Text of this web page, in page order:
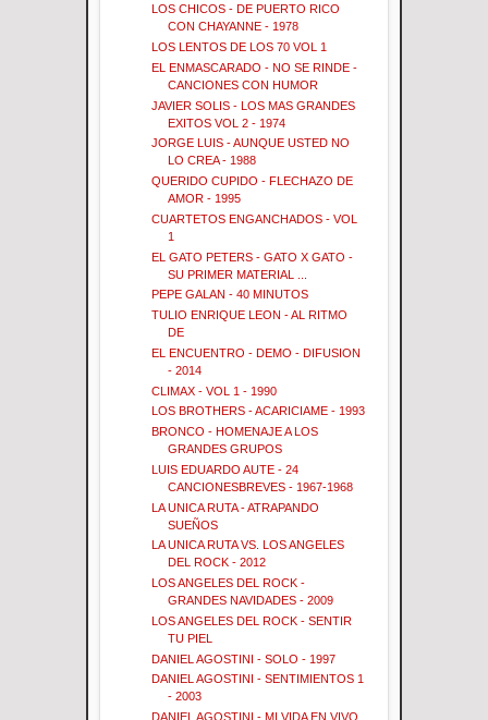
LOS CHICOS - DE PUERTO RICO
CON CHAYANNE - 1978
LOS LENTOS DE LOS 70 VOL 1
EL ENMASCARADO - NO SE RINDE -
CANCIONES CON HUMOR
JAVIER SOLIS - LOS MAS GRANDES
EXITOS VOL 2 - 1974
JORGE LUIS - AUNQUE USTED NO
LO CREA - 1988
QUERIDO CUPIDO - FLECHAZO DE
AMOR - 1995
CUARTETOS ENGANCHADOS - VOL
1
EL GATO PETERS - GATO X GATO -
SU PRIMER MATERIAL ...
PEPE GALAN - 40 MINUTOS
TULIO ENRIQUE LEON - AL RITMO
DE
EL ENCUENTRO - DEMO - DIFUSION
- 2014
CLIMAX - VOL 1 - 1990
LOS BROTHERS - ACARICIAME - 1993
BRONCO - HOMENAJE A LOS
GRANDES GRUPOS
LUIS EDUARDO AUTE - 24
CANCIONESBREVES - 1967-1968
LA UNICA RUTA - ATRAPANDO
SUEÑOS
LA UNICA RUTA VS. LOS ANGELES
DEL ROCK - 2012
LOS ANGELES DEL ROCK -
GRANDES NAVIDADES - 2009
LOS ANGELES DEL ROCK - SENTIR
TU PIEL
DANIEL AGOSTINI - SOLO - 1997
DANIEL AGOSTINI - SENTIMIENTOS 1
- 2003
DANIEL AGOSTINI - MI VIDA EN VIVO